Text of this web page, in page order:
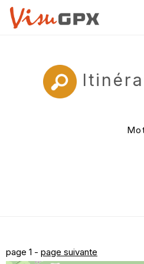
page 1 - page suivante